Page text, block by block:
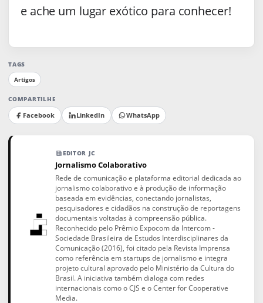
e ache um lugar exótico para conhecer!
TAGS
Artigos
COMPARTILHE
Facebook LinkedIn WhatsApp
EDITOR JC
Jornalismo Colaborativo
Rede de comunicação e plataforma editorial dedicada ao
jornalismo colaborativo e à produção de informação
baseada em evidências, conectando jornalistas,
pesquisadores e cidadãos na construção de reportagens
documentais voltadas à compreensão pública.
Reconhecido pelo Prêmio Expocom da Intercom -
Sociedade Brasileira de Estudos Interdisciplinares da
Comunicação (2016), foi citado pela Revista Imprensa
como referência em startups de jornalismo e integra
projeto cultural aprovado pelo Ministério da Cultura do
Brasil. A iniciativa também dialoga com redes
internacionais como o CJS e o Center for Cooperative
Media.